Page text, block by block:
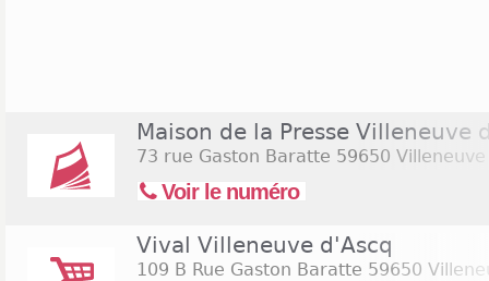
Carrefour City ouvre ses portes du lundi au
de 9h à 13h.
Maison de la Presse Villeneuve
73 rue Gaston Baratte 59650
Voir le numéro
Vival Villeneuve d'Ascq
109 B Rue Gaston Baratte 59650